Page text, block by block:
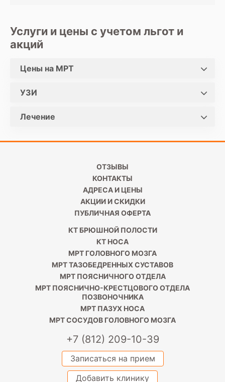
Услуги и цены с учетом льгот и
акций
Цены на МРТ
УЗИ
Лечение
ОТЗЫВЫ
КОНТАКТЫ
АДРЕСА И ЦЕНЫ
АКЦИИ И СКИДКИ
ПУБЛИЧНАЯ ОФЕРТА
КТ БРЮШНОЙ ПОЛОСТИ
КТ НОСА
МРТ ГОЛОВНОГО МОЗГА
МРТ ТАЗОБЕДРЕННЫХ СУСТАВОВ
МРТ ПОЯСНИЧНОГО ОТДЕЛА
МРТ ПОЯСНИЧНО-КРЕСТЦОВОГО ОТДЕЛА
ПОЗВОНОЧНИКА
МРТ ПАЗУХ НОСА
МРТ СОСУДОВ ГОЛОВНОГО МОЗГА
+7 (812) 209-10-39
Записаться на прием
Добавить клинику